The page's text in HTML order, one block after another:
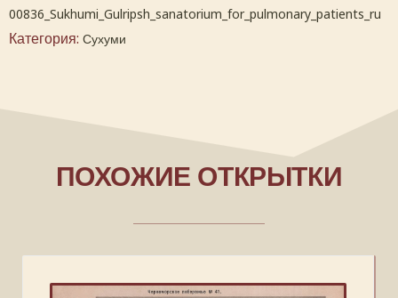
00836_Sukhumi_Gulripsh_sanatorium_for_pulmonary_patients_ru
Категория: Сухуми
ПОХОЖИЕ ОТКРЫТКИ